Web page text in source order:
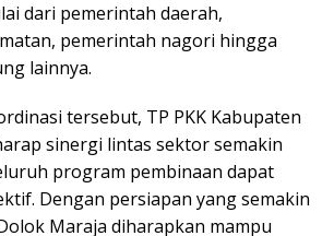
dari pemerintah daerah,
pemerintah nagori hingga
lainnya.
tersebut, TP PKK Kabupaten
sinergi lintas sektor semakin
program pembinaan dapat
Dengan persiapan yang semakin
Maraja diharapkan mampu